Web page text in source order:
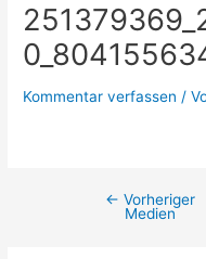
Kommentar verfassen /
← Vorheriger
Medien